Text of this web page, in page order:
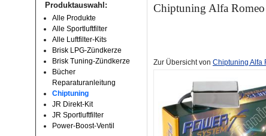
Produktauswahl:
Alle Produkte
Alle Sportluftfilter
Alle Luftfilter-Kits
Brisk LPG-Zündkerze
Brisk Tuning-Zündkerze
Bücher
Reparaturanleitung
Chiptuning
JR Direkt-Kit
JR Sportluftfilter
Power-Boost-Ventil
Chiptuning Alfa
Zur Übersicht von Chiptuning Alfa